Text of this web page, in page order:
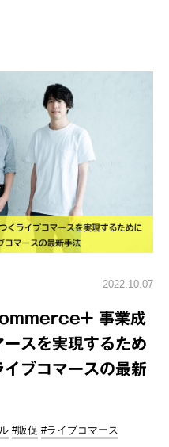
2022.10.07
事業成
スを実現するため
ブコマースの最新
#販促 #ライブコマース